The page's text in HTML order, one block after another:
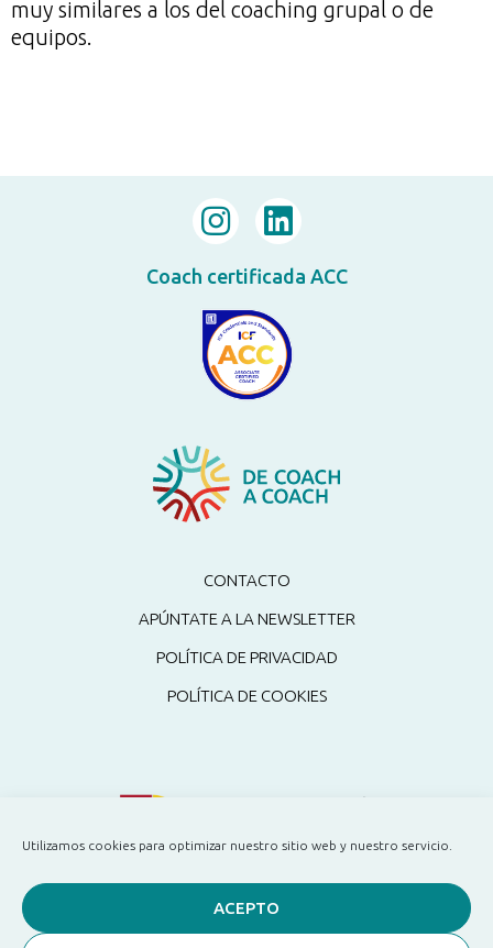
Utilizamos cookies para optimizar nuestro sitio web y nuestro servicio.
ACEPTO
muy similares a los del coaching grupal o de
equipos.
CONTACTO
APÚNTATE A LA NEWSLETTER
POLÍTICA DE PRIVACIDAD
POLÍTICA DE COOKIES
Coach certificada ACC